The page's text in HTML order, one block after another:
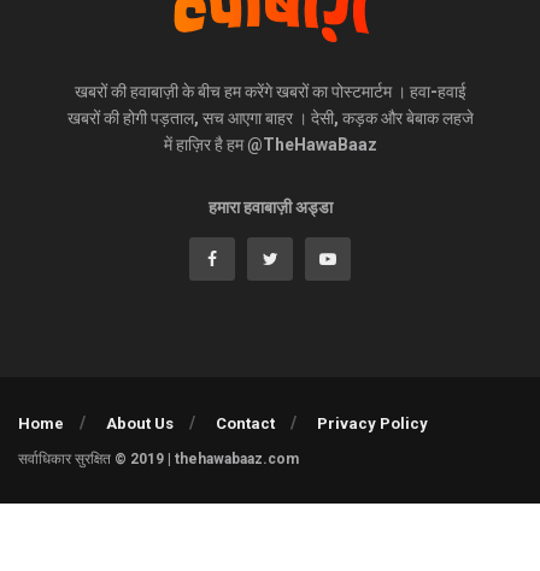
खबरों की हवाबाज़ी के बीच हम करेंगे खबरों का पोस्टमार्टम । हवा-हवाई
खबरों की होगी पड़ताल, सच आएगा बाहर । देसी, कड़क और बेबाक लहजे
में हाज़िर है हम @TheHawaBaaz
हमारा हवाबाज़ी अड्डा
Home About Us Contact Privacy Policy
सर्वाधिकार सुरक्षित © 2019 | thehawabaaz.com